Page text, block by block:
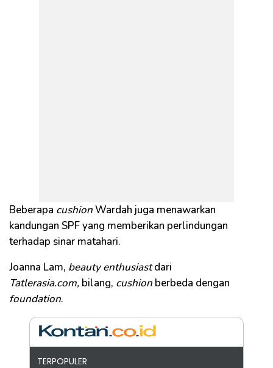
Beberapa cushionWardah juga menawarkan
kandungan SPF yang memberikan perlindungan
terhadap sinar matahari.
Joanna Lam, beauty enthusiastdari
Tatlerasia.com, bilang, cushion berbeda dengan
foundation.
TERPOPULER